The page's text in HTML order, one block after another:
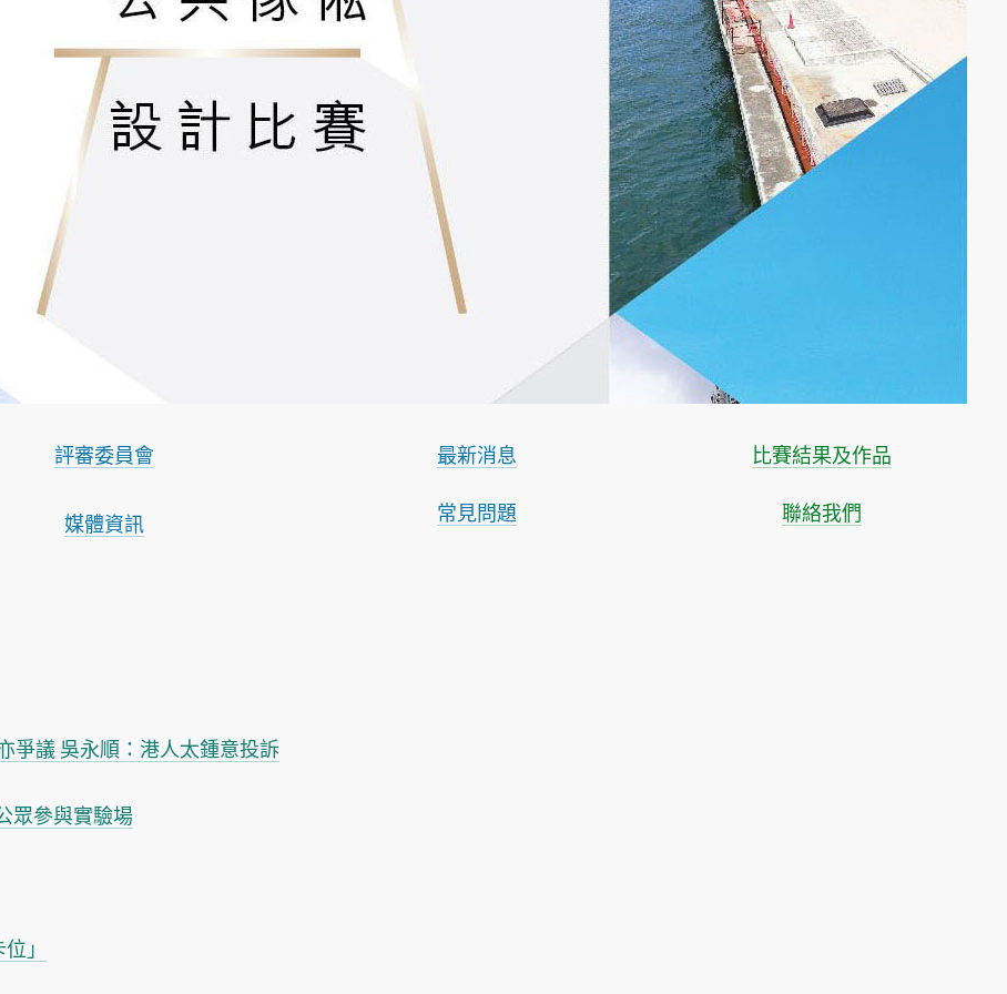
評審委員會 最新消息 比賽結果及作品
媒體資訊 常見問題 聯絡我們
爭議 吳永順：港人太鍾意投訴
眾參與實驗場
」